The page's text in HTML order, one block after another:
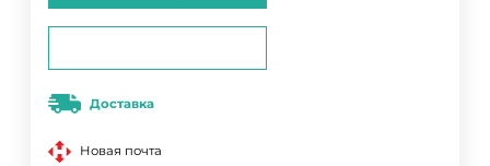
Доставка
Новая почта